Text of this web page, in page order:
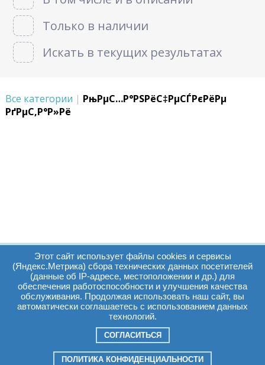
Только в наличии
Искать в текущих результатах
Все категории | РњРµС…Р°РЅРёС‡РµСЃРєРёРµ
РґРµС‚Р°Р»Рё
Часы работы:
Суб. Воскр. вых.
Томск, пр. Ленина г,
д. 159
Этот сайт использует файлы cookies и сервисы
(Яндекс.Метрика) сбора технических данных посетителей
(данные об IP-адресе, местоположении и др.) для
обеспечения работоспособности и улучшения качества
обслуживания. Продолжая использовать наш сайт, вы
автоматически соглашаетесь с использованием данных
технологий.
СОГЛАСИТЬСЯ
ПОЛИТИКА КОНФИДЕНЦИАЛЬНОСТИ